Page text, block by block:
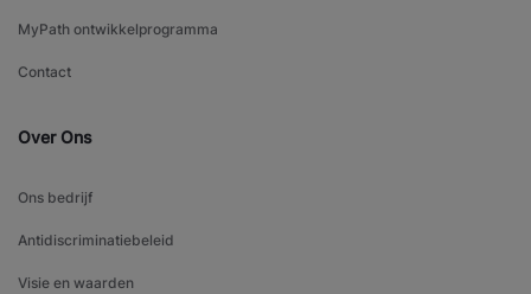
MyPath ontwikkelprogramma
Contact
Over Ons
Ons bedrijf
Antidiscriminatiebeleid
Visie en waarden